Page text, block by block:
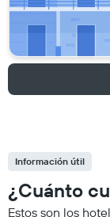
Información útil
¿Cuánto
Estos son los